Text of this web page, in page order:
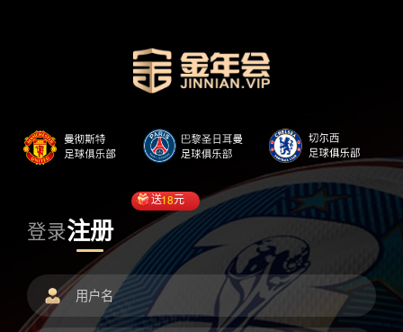
登录注册
送18元